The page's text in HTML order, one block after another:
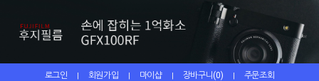
로그인 | 회원가입 | 마이샵 | 장바구니(0) | 주문조회